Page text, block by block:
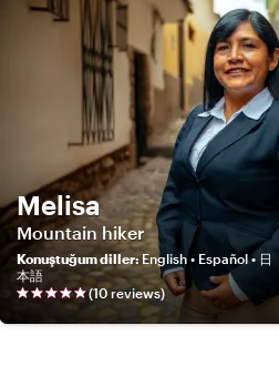
Melisa
Mountain hiker
Konuştuğum diller:English • Español • 日
本語
(10 reviews)